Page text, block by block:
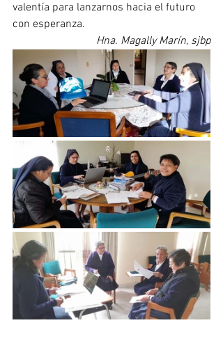
valentía para lanzarnos hacia el futuro
con esperanza.
Hna. Magally Marín, sjbp